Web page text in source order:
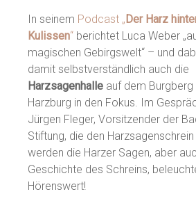
In seinem Podcast „ Der Harz
Kulissen“ berichtet Luca Weber
magischen Gebirgswelt“ – und
damit selbstverständlich auch die
Harzsagenhalle auf dem Burgberg
Harzburg in den Fokus. Im
Jürgen Fleger, Vorsitzender der
Stiftung, die den
werden die Harzer Sagen, aber
Geschichte des Schreins,
Hörenswert!